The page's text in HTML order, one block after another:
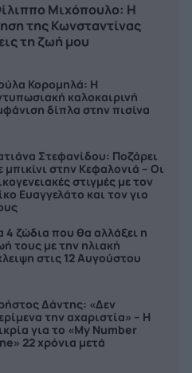
Μιχόπουλο: Η
της Κωνσταντίνας
τη ζωή μου
Κορομηλά: Η
καλοκαιρινή
δίπλα στην πισίνα
Στεφανίδου: Ποζάρει
μπικίνι στην Κεφαλονιά – Οι
στιγμές με τον
Ευαγγελάτο και τον γιο
4 ζώδια που θα αλλάξει η
τους με την ηλιακή
στις 12 Αυγούστου
Δάντης: «Δεν
την αχαριστία» – Η
για το «My Number
22 χρόνια μετά